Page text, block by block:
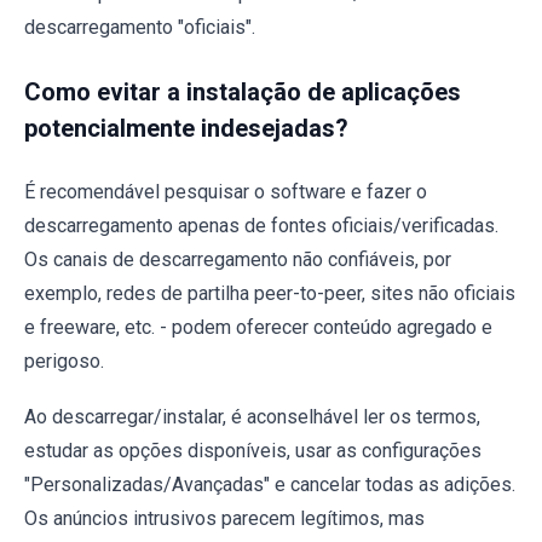
descarregamento "oficiais".
Como evitar a instalação de aplicações
potencialmente indesejadas?
É recomendável pesquisar o software e fazer o
descarregamento apenas de fontes oficiais/verificadas.
Os canais de descarregamento não confiáveis, por
exemplo, redes de partilha peer-to-peer, sites não oficiais
e freeware, etc. - podem oferecer conteúdo agregado e
perigoso.
Ao descarregar/instalar, é aconselhável ler os termos,
estudar as opções disponíveis, usar as configurações
"Personalizadas/Avançadas" e cancelar todas as adições.
Os anúncios intrusivos parecem legítimos, mas